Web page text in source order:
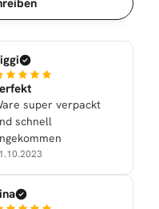
super verpackt
schnell